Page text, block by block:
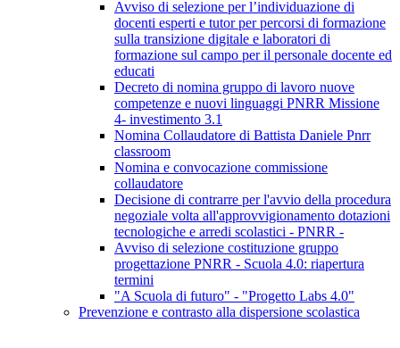
Avviso di selezione per l’individuazione di
docenti esperti e tutor per percorsi di formazione
sulla transizione digitale e laboratori di
formazione sul campo per il personale docente ed
educati
Decreto di nomina gruppo di lavoro nuove
competenze e nuovi linguaggi PNRR Missione
4- investimento 3.1
Nomina Collaudatore di Battista Daniele Pnrr
classroom
Nomina e convocazione commissione
collaudatore
Decisione di contrarre per l'avvio della procedura
negoziale volta all'approvvigionamento dotazioni
tecnologiche e arredi scolastici - PNRR -
Avviso di selezione costituzione gruppo
progettazione PNRR - Scuola 4.0: riapertura
termini
"A Scuola di futuro" - "Progetto Labs 4.0"
Prevenzione e contrasto alla dispersione scolastica